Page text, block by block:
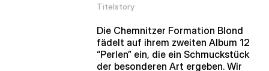
Titelstory
Die Chemnitzer Formation Blond
fädelt auf ihrem zweiten Album 12
“Perlen” ein, die ein Schmuckstück
der besonderen Art ergeben. Wir